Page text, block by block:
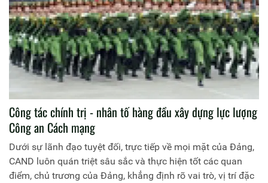
Công tác chính trị - nhân tố hàng đầu xây dựng lực lượng
Công an Cách mạng
Dưới sự lãnh đạo tuyệt đối, trực tiếp về mọi mặt của Đảng,
CAND luôn quán triệt sâu sắc và thực hiện tốt các quan
điểm, chủ trương của Đảng, khẳng định rõ vai trò, vị trí đặc